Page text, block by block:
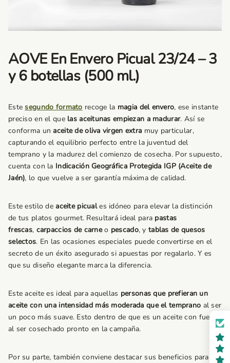
AOVE En Envero Picual 23/24 – 3
y 6 botellas (500 ml.)
Este segundo formato recoge la magia del envero, ese instante
preciso en el que las aceitunas empiezan a madurar. Así se
conforma un aceite de oliva virgen extra muy particular,
capturando el equilibrio perfecto entre la juventud del
temprano y la madurez del comienzo de cosecha. Por supuesto,
cuenta con la IndicaciónGeográfica Protegida IGP (Aceite de
Jaén), lo que vuelve a ser garantía máxima de calidad.
Este estilo de aceite picual es idóneo para elevar la distinción
de tus platos gourmet. Resultará ideal para pastas
frescas, carpaccios de carne o pescado, y tablas de quesos
selectos. En las ocasiones especiales puede convertirse en el
secreto de un éxito asegurado si apuestas por regalarlo. Y es
que su diseño elegante marca la diferencia.
Este aceite es ideal para aquellas personas que prefieran un
aceite con una intensidad más moderada que el temprano al ser
un poco más suave. Esto dentro de que es un aceite con fuerza
al ser cosechado pronto en la campaña.
Por su parte, también conviene destacar sus beneficios para la